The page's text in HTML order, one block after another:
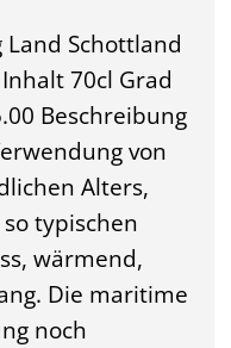
Schottland
70cl Grad
Beschreibung
von
Alters,
typischen
wärmend,
Die maritime
noch